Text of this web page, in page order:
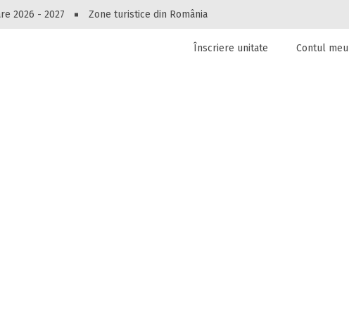
2026 - 2027
Zone turistice din România
10545 oferte de cazare!
vile, apartamente sau alte unitați de cazare la
Înscriere unitate Contul meu